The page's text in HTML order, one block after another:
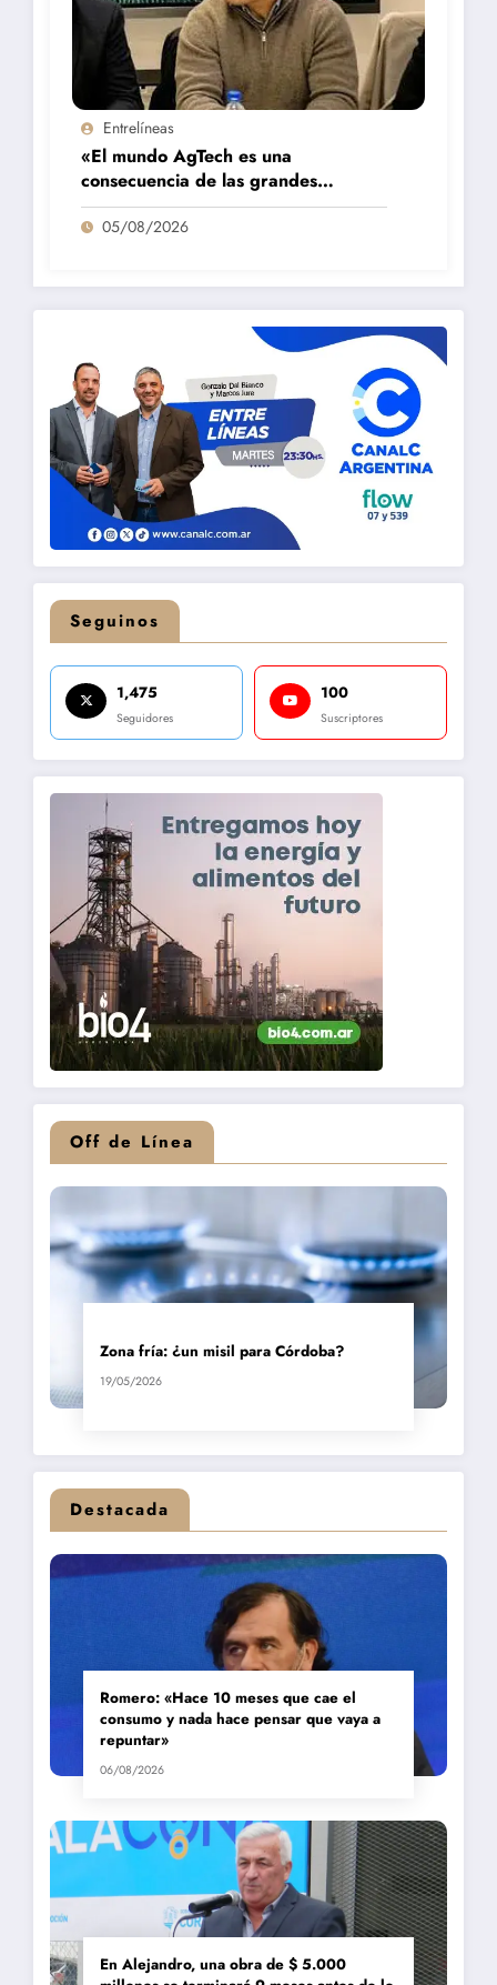
Entrelíneas
«El mundo AgTech es una
consecuencia de las grandes
fortalezas que tenemos en la región»
05/08/2026
Seguinos
1,475
Seguidores
100
Suscriptores
Off de Línea
Zona fría: ¿un misil para Córdoba?
19/05/2026
Destacada
Romero: «Hace 10 meses que cae el
consumo y nada hace pensar que vaya a
repuntar»
06/08/2026
En Alejandro, una obra de $ 5.000